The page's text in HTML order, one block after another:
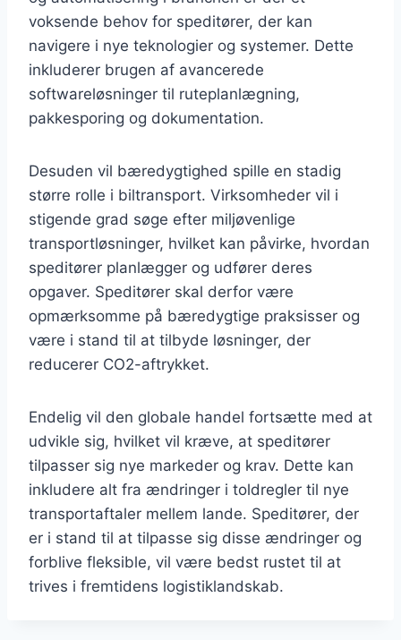
voksende behov for speditører, der kan
navigere i nye teknologier og systemer. Dette
inkluderer brugen af avancerede
softwareløsninger til ruteplanlægning,
pakkesporing og dokumentation.
Desuden vil bæredygtighed spille en stadig
større rolle i biltransport. Virksomheder vil i
stigende grad søge efter miljøvenlige
transportløsninger, hvilket kan påvirke, hvordan
speditører planlægger og udfører deres
opgaver. Speditører skal derfor være
opmærksomme på bæredygtige praksisser og
være i stand til at tilbyde løsninger, der
reducerer CO2-aftrykket.
Endelig vil den globale handel fortsætte med at
udvikle sig, hvilket vil kræve, at speditører
tilpasser sig nye markeder og krav. Dette kan
inkludere alt fra ændringer i toldregler til nye
transportaftaler mellem lande. Speditører, der
er i stand til at tilpasse sig disse ændringer og
forblive fleksible, vil være bedst rustet til at
trives i fremtidens logistiklandskab.